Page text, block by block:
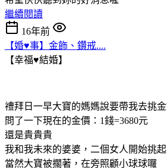
繼續閱讀
16年前
【婚♥事】金飾、鑽戒....
【幸福♥結婚】
禮拜日一早大寶的媽媽說要帶我去挑
問了一下現在的金價：1錢=3680元
還是貴貴貴
我和我未來的婆婆，二個女人開始挑
當然大寶被擱著，在旁照顧小球球囉